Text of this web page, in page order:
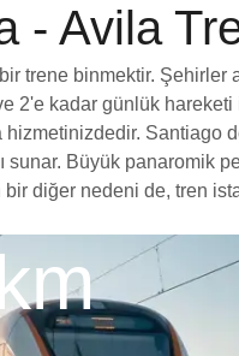
- Avila
binmektir. Şehirler
2'e kadar günlük
sunar. Büyük panaromik
nedeni de, tren